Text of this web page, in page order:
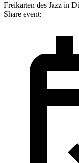
Freikarten des Jazz in
Share event: